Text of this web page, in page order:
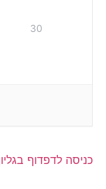
30
כניסה לדפדוף